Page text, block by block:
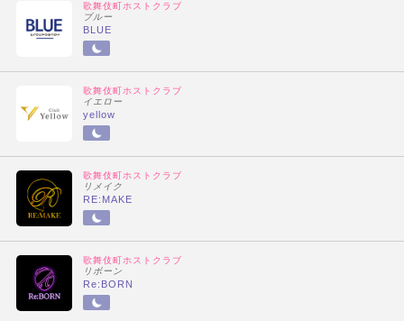
歌舞伎町ホストクラブ
ブルー
BLUE
歌舞伎町ホストクラブ
イエロー
yellow
歌舞伎町ホストクラブ
リメイク
RE:MAKE
歌舞伎町ホストクラブ
リボーン
Re:BORN